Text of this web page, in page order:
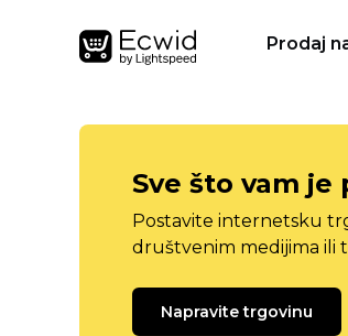
Prodaj
Sve što vam
Postavite internetsku
društvenim medijima ili
Napravite trgovinu